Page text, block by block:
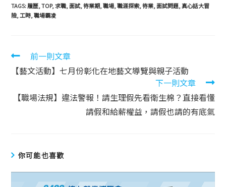
TAGS:履歷,TOP,求職,面試,待業期,職場,職涯探索,待業,面試問題,真心話大冒
險,工時,職場霸凌
前一則文章
【藝文活動】七月份彰化在地藝文導覽與親子活動
下一則文章
【職場法規】違法警報！請生理假先看衛生棉？直接看懂
請假和給薪權益，請假也請的有底氣
你可能也喜歡